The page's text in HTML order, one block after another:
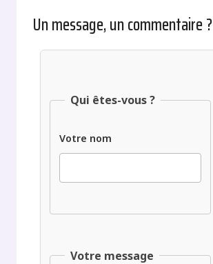
Un message, un commentaire ?
Qui êtes-vous ?
Votre nom
Votre message